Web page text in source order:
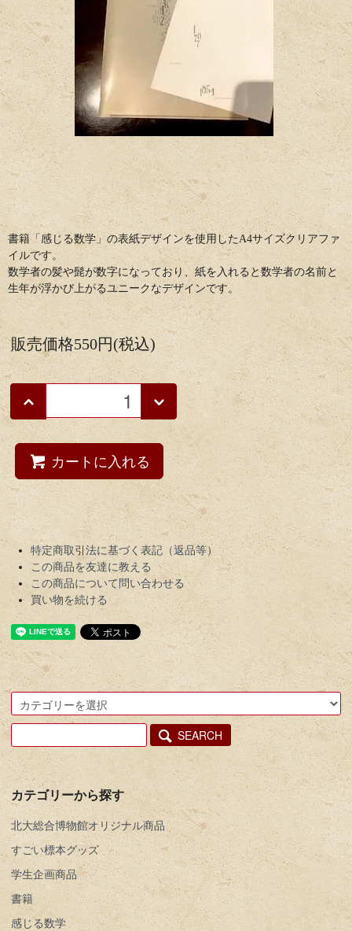
書籍「感じる数学」の表紙デザインを使用したA4サイズクリアファ
イルです。
数学者の髪や髭が数字になっており、紙を入れると数学者の名前と
生年が浮かび上がるユニークなデザインです。
販売価格550円(税込)
カートに入れる
特定商取引法に基づく表記（返品等）
この商品を友達に教える
この商品について問い合わせる
買い物を続ける
SEARCH
カテゴリーから探す
北大総合博物館オリジナル商品
すごい標本グッズ
学生企画商品
書籍
感じる数学